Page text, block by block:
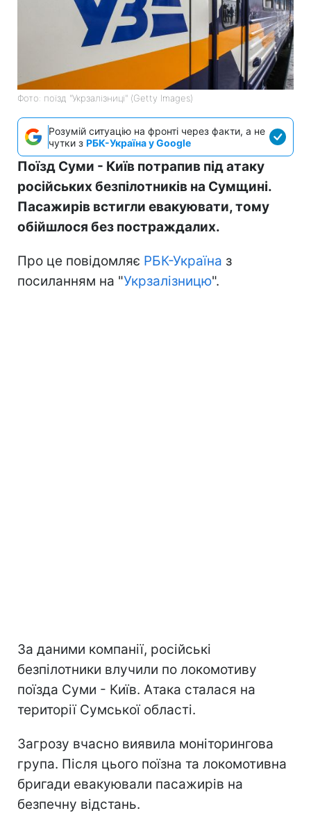
Фото: поїзд "Укрзалізниці" (Getty Images)
Розумій ситуацію на фронті через факти, а не
чутки з РБК-Україна у Google
Поїзд Суми - Київ потрапив під атаку
російських безпілотників на Сумщині.
Пасажирів встигли евакуювати, тому
обійшлося без постраждалих.
Про це повідомляє РБК-Україна з
посиланням на "Укрзалізницю".
За даними компанії, російські
безпілотники влучили по локомотиву
поїзда Суми - Київ. Атака сталася на
території Сумської області.
Загрозу вчасно виявила моніторингова
група. Після цього поїзна та локомотивна
бригади евакуювали пасажирів на
безпечну відстань.